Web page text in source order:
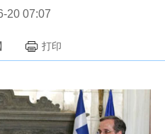
20 07:07
】 打印